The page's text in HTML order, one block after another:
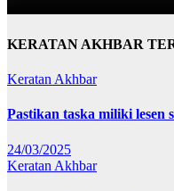
KERATAN AKHBAR
Keratan Akhbar
Pastikan taska miliki lesen
24/03/2025
Keratan Akhbar